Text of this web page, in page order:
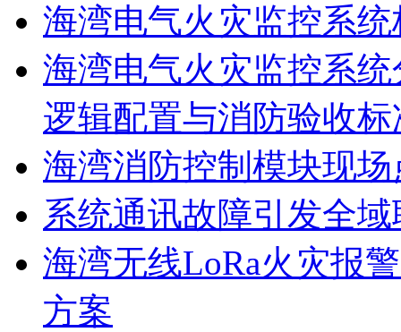
海湾电气火灾监控系
海湾电气火灾监控系
逻辑配置与消防验收标
海湾消防控制模块现
系统通讯故障引发全
海湾无线LoRa火灾报
方案